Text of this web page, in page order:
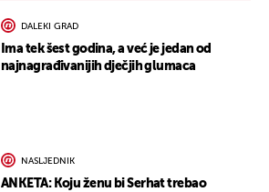
DALEKI GRAD
Ima tek šest godina, a već je jedan od
najnagrađivanijih dječjih glumaca
NASLJEDNIK
ANKETA: Koju ženu bi Serhat trebao